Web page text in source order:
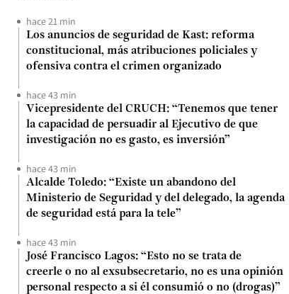
hace 21 min
Los anuncios de seguridad de Kast: reforma
constitucional, más atribuciones policiales y
ofensiva contra el crimen organizado
hace 43 min
Vicepresidente del CRUCH: “Tenemos que tener
la capacidad de persuadir al Ejecutivo de que
investigación no es gasto, es inversión”
hace 43 min
Alcalde Toledo: “Existe un abandono del
Ministerio de Seguridad y del delegado, la agenda
de seguridad está para la tele”
hace 43 min
José Francisco Lagos: “Esto no se trata de
creerle o no al exsubsecretario, no es una opinión
personal respecto a si él consumió o no (drogas)”